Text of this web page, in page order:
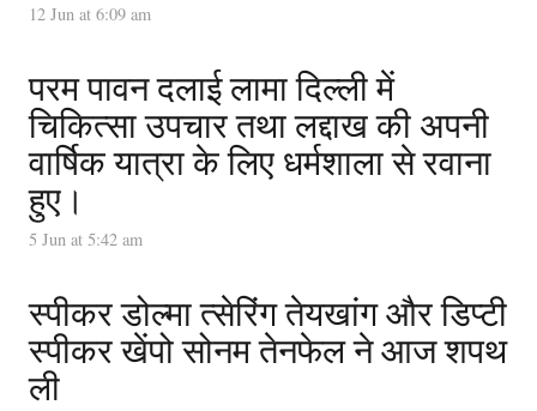
12 Jun at 6:09 am
परम पावन दलाई लामा दिल्ली में
चिकित्सा उपचार तथा लद्दाख की अपनी
वार्षिक यात्रा के लिए धर्मशाला से रवाना
हुए।
5 Jun at 5:42 am
स्पीकर डोल्मा त्सेरिंग तेयखांग और डिप्टी
स्पीकर खेंपो सोनम तेनफेल ने आज शपथ
ली